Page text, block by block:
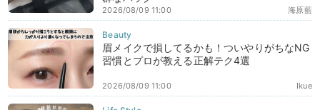
海原藍
2026/08/09 11:00
眉メイクで損してるかも！ついやりがちなNG
習慣とプロが教える正解テク4選
Ikue
2026/08/09 11:00